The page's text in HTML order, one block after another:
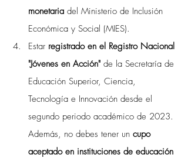
monetaria del Ministerio de Inclusión
Económica y Social (MIES).
Estar registrado en el Registro Nacional
"Jóvenes en Acción" de la Secretaría de
Educación Superior, Ciencia,
Tecnología e Innovación desde el
segundo periodo académico de 2023.
Además, no debes tener un cupo
aceptado en instituciones de educación